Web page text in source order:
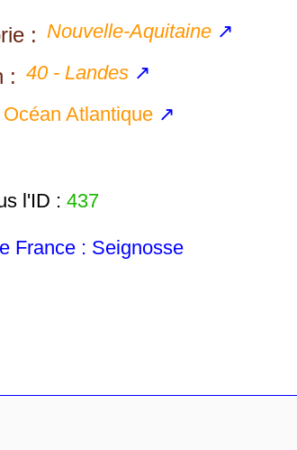
: Nouvelle-Aquitaine ↗
: 40 - Landes ↗
Océan Atlantique ↗
l'ID : 437
France : Seignosse